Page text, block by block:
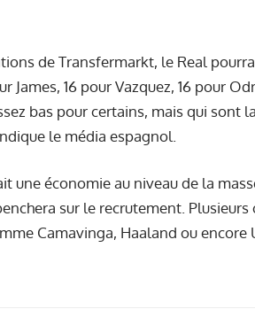
deTransfermarkt, le Real
James, 16 pour Vazquez, 16 pour
bas pour certains, mais qui sont
le média espagnol.
une économie au niveau de la
sur le recrutement.
Camavinga, Haaland ou encore